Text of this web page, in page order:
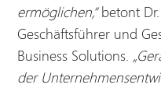
ermöglichen,“ betont
Geschäftsführer und
Business Solutions.
der